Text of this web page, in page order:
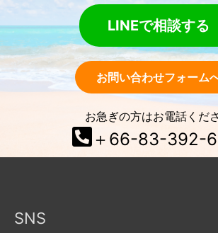
LINEで相談する
お問い合わせフォーム
お急ぎの方はお電話くだ
＋66-83-392-
SNS